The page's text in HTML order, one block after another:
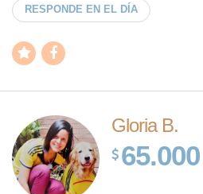
RESPONDE EN EL DÍA
Gloria B.
65.000